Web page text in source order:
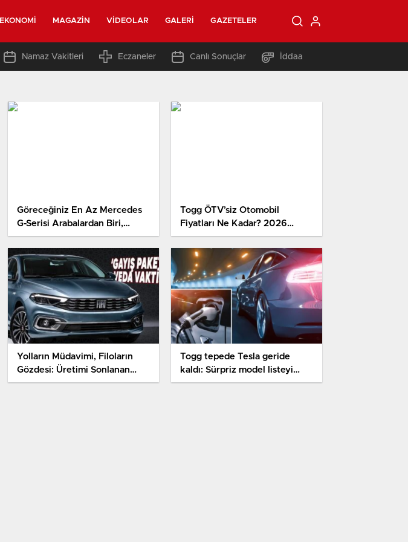
EKONOMI MAGAZIN VIDEOLAR GALERI GAZETELER
Namaz Vakitleri Eczaneler Canlı Sonuçlar İddaa
Göreceğiniz En Az Mercedes
G-Serisi Arabalardan Biri,
Servet Pahasında Fiyata Satıldı
Togg ÖTV’siz Otomobil
Fiyatları Ne Kadar? 2026
Şimdiki ÖTV’siz Fiyatlar
Yolların Müdavimi, Filoların
Gözdesi: Üretimi Sonlanan
Fiyat Egea’nın İbretlik
Togg tepede Tesla geride
kaldı: Sürpriz model listeyi
karıştırdı işte en çok satan